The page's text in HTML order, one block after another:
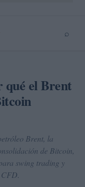
⌕
qué el Brent
Brent, la
de Bitcoin,
swing trading y